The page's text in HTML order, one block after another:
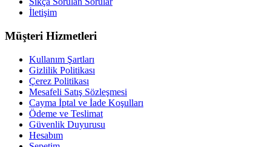
İletişim
Müşteri Hizmetleri
Kullanım Şartları
Gizlilik Politikası
Çerez Politikası
Mesafeli Satış Sözleşmesi
Cayma İptal ve İade Koşulları
Ödeme ve Teslimat
Güvenlik Duyurusu
Hesabım